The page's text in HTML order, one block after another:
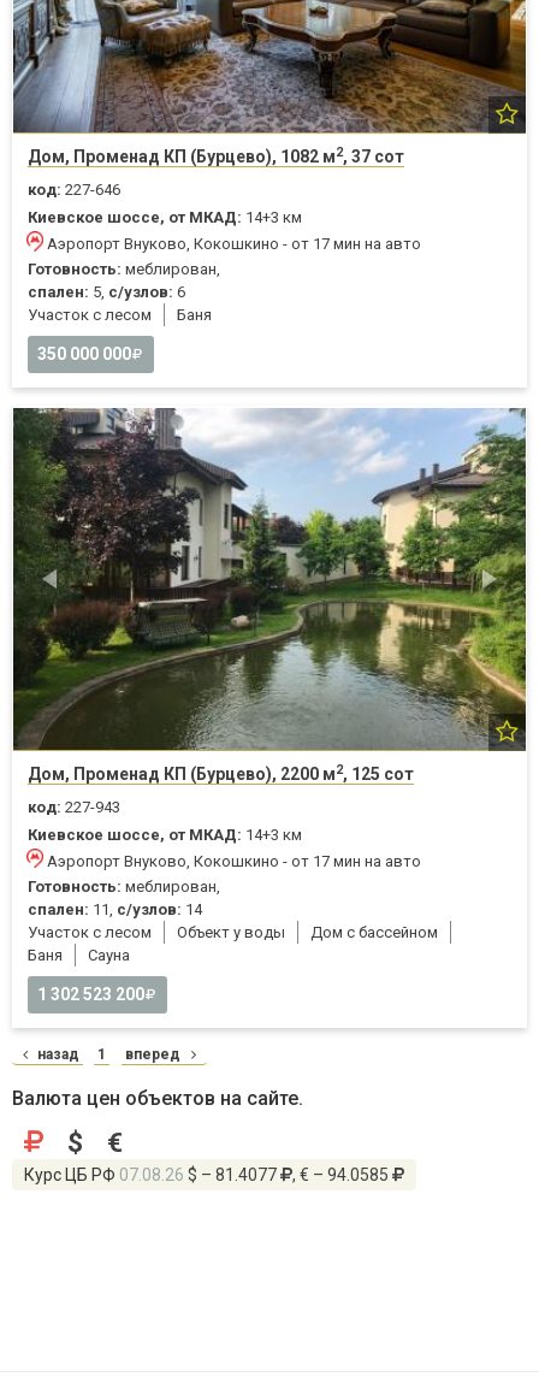
Дом, Променад КП (Бурцево), 1082 м2, 37 сот
код: 227-646
Киевское шоссе, от МКАД: 14+3 км
Аэропорт Внуково, Кокошкино - от 17 мин на авто
Готовность: меблирован,
спален: 5, с/узлов: 6
Участок с лесом
Баня
350 000 000
Дом, Променад КП (Бурцево), 2200 м2, 125 сот
код: 227-943
Киевское шоссе, от МКАД: 14+3 км
Аэропорт Внуково, Кокошкино - от 17 мин на авто
Готовность: меблирован,
спален: 11, с/узлов: 14
Участок с лесом
Объект у воды
Дом с бассейном
Баня
Cауна
1 302 523 200
назад 1 вперед
Валюта цен объектов на сайте.
$ €
Курс ЦБ РФ 07.08.26 $ – 81.4077 , € – 94.0585